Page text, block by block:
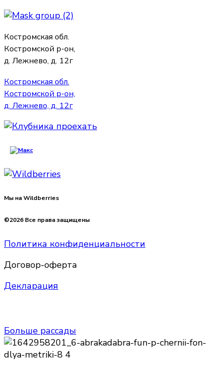
Костромская обл.
Костромской р-он,
д. Лежнево, д. 12г
Костромская обл.
Костромской р-он,
д. Лежнево, д. 12г
Мы на Wildberries
©2026 Все права защищены
Политика конфиденциальности
Договор-оферта
Декларация
Больше рассады